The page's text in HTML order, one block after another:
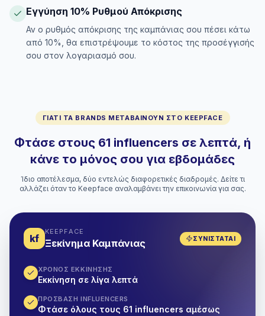
Εγγύηση 10% Ρυθμού Απόκρισης
Αν ο ρυθμός απόκρισης της καμπάνιας σου πέσει κάτω
από 10%, θα επιστρέψουμε το κόστος της προσέγγισής
σου στον λογαριασμό σου.
ΓΙΑΤΊ ΤΑ BRANDS ΜΕΤΑΒΑΊΝΟΥΝ ΣΤΟ KEEPFACE
Φτάσε στους 61 influencers σε λεπτά, ή
κάνε το μόνος σου για εβδομάδες
Ίδιο αποτέλεσμα, δύο εντελώς διαφορετικές διαδρομές. Δείτε τι
αλλάζει όταν το Keepface αναλαμβάνει την επικοινωνία για σας.
kf
KEEPFACE
Ξεκίνημα Καμπάνιας ΣΥΝΙΣΤΆΤΑΙ
ΧΡΌΝΟΣ ΕΚΚΊΝΗΣΗΣ
Εκκίνηση σε λίγα λεπτά
ΠΡΌΣΒΑΣΗ INFLUENCERS
Φτάσε όλους τους 61 influencers αμέσως